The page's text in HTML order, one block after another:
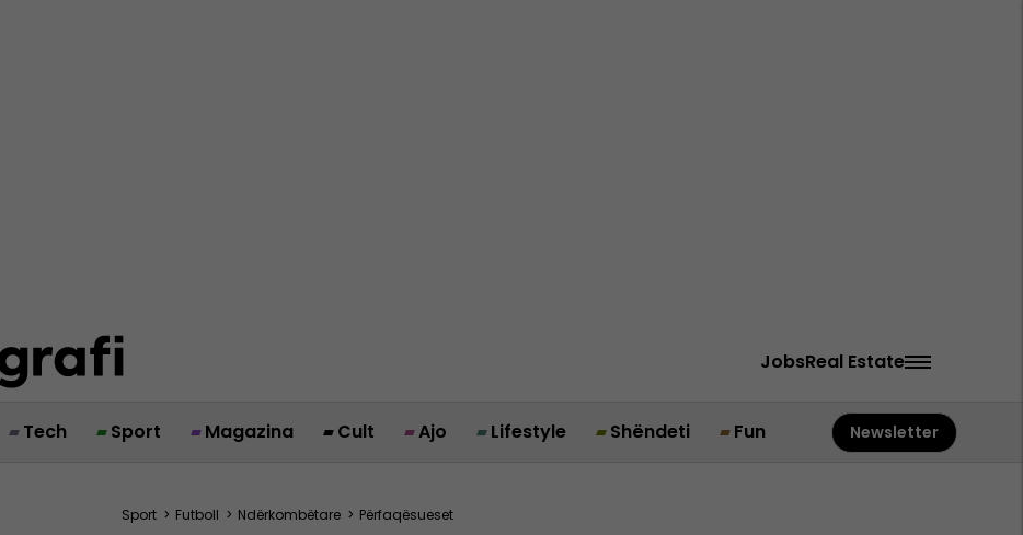
JobsReal Estate
Tech Sport Magazina Cult Ajo Lifestyle Shëndeti Fun Newsletter
Sport > Futboll > Ndërkombëtare > Përfaqësueset